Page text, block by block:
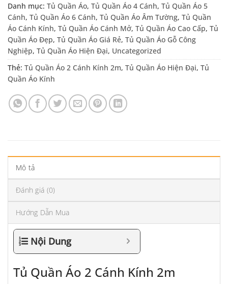
Danh mục: Tủ Quần Áo, Tủ Quần Áo 4 Cánh, Tủ Quần Áo 5
Cánh, Tủ Quần Áo 6 Cánh, Tủ Quần Áo Âm Tường, Tủ Quần
Áo Cánh Kính, Tủ Quần Áo Cánh Mở, Tủ Quần Áo Cao Cấp, Tủ
Quần Áo Đẹp, Tủ Quần Áo Giá Rẻ, Tủ Quần Áo Gỗ Công
Nghiệp, Tủ Quần Áo Hiện Đại, Uncategorized
Thẻ: Tủ Quần Áo 2 Cánh Kính 2m, Tủ Quần Áo Hiện Đại, Tủ
Quần Áo Kính
Mô tả
Đánh giá (0)
Hướng Dẫn Mua
Nội Dung
Tủ Quần Áo 2 Cánh Kính 2m